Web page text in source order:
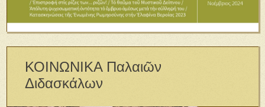
ΚΟΙΝΩΝΙΚΑ Παλαιῶν
Διδασκάλων